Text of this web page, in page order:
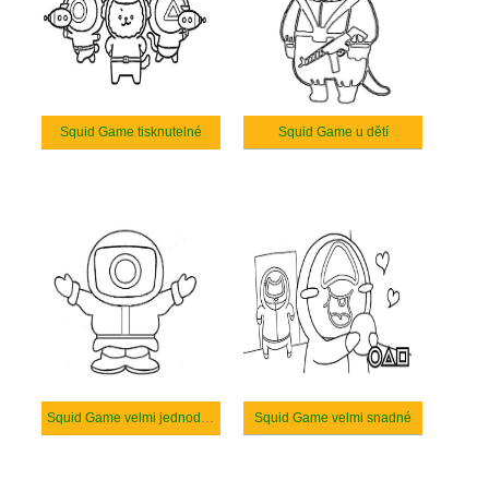
Squid Game tisknutelné Squid Game u dětí
Squid Game velmi jednoduché Squid Game velmi snadné